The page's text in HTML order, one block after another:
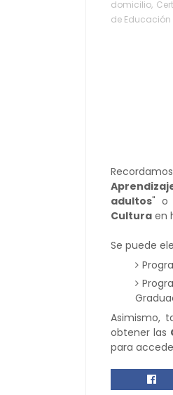
domicilio,
de
adultos" o
Cultura en
Se puede
Asimismo,
obtener las
para